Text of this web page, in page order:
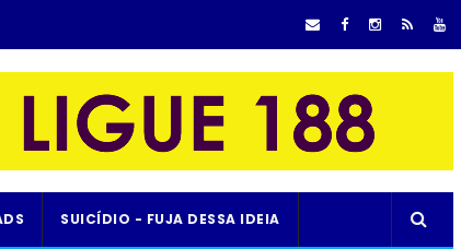
SUICÍDIO - FUJA DESSA IDEIA